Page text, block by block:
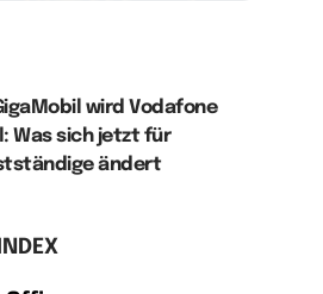
wird Vodafone
Was sich jetzt für
ändert